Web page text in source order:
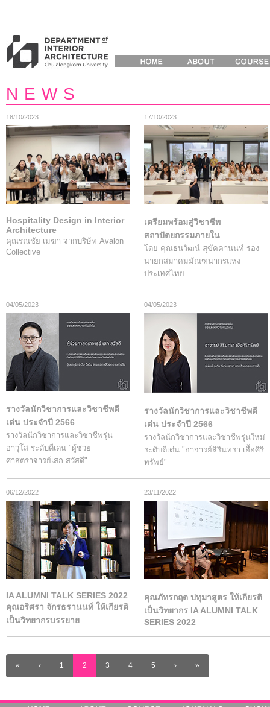
NEWS
18/10/2023
Hospitality Design in Interior
Architecture
คุณรณชัย เมฆา จากบริษัท Avalon
Collective
17/10/2023
เตรียมพร้อมสู่วิชาชีพ
สถาปัตยกรรมภายใน
โดย คุณธนวัฒน์ สุขัคคานนท์ รอง
นายกสมาคมมัณฑนากรแห่ง
ประเทศไทย
04/05/2023
รางวัลนักวิชาการและวิชาชีพดี
เด่น ประจำปี 2566
รางวัลนักวิชาการและวิชาชีพรุ่น
อาวุโส ระดับดีเด่น "ผู้ช่วย
ศาสตราจารย์เสก สวัสดี"
04/05/2023
รางวัลนักวิชาการและวิชาชีพดี
เด่น ประจำปี 2566
รางวัลนักวิชาการและวิชาชีพรุ่นใหม่
ระดับดีเด่น "อาจารย์สิรินทรา เอื้อศิริ
ทรัพย์"
06/12/2022
IA ALUMNI TALK SERIES 2022
คุณอริศรา จักรธรานนท์ ให้เกียรติ
เป็นวิทยากรบรรยาย
23/11/2022
คุณภัทรกฤต ปทุมาสูตร ให้เกียรติ
เป็นวิทยากร IA ALUMNI TALK
SERIES 2022
« ‹ 1 2 3 4 5 › »